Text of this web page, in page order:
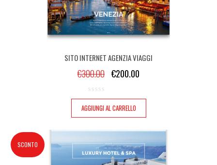
SITO INTERNET AGENZIA VIAGGI
€300.00 €200.00
AGGIUNGI AL CARRELLO
SCONTO